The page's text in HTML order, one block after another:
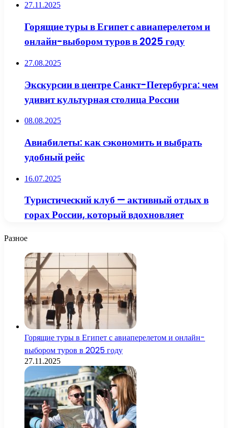
27.11.2025
Горящие туры в Египет с авиаперелетом и
онлайн-выбором туров в 2025 году
27.08.2025
Экскурсии в центре Санкт-Петербурга: чем
удивит культурная столица России
08.08.2025
Авиабилеты: как сэкономить и выбрать
удобный рейс
16.07.2025
Туристический клуб — активный отдых в
горах России, который вдохновляет
Разное
Горящие туры в Египет с авиаперелетом и онлайн-
выбором туров в 2025 году
27.11.2025